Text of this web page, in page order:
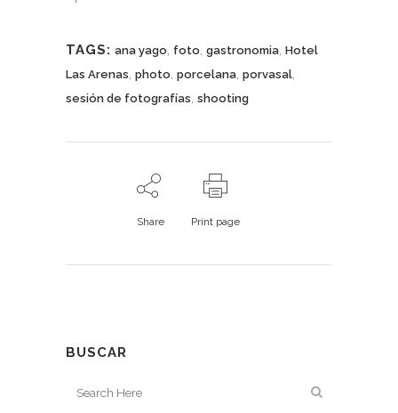
TAGS: ana yago foto gastronomia Hotel
Las Arenas photo porcelana porvasal
sesión de fotografías shooting
Share Print page
BUSCAR